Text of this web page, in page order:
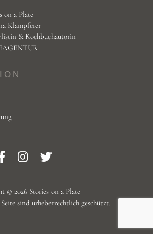
on a Plate
Klampferer
& Kochbuchautorin
© 2026 Stories on a Plate
sind urheberrechtlich geschützt.